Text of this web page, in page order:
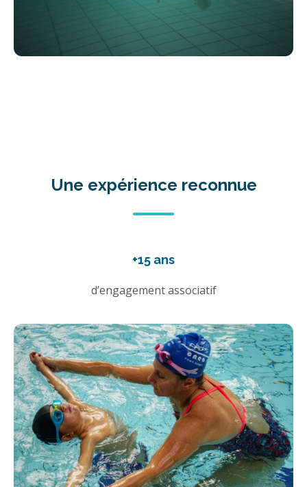
Une expérience reconnue
+15 ans
d’engagement associatif